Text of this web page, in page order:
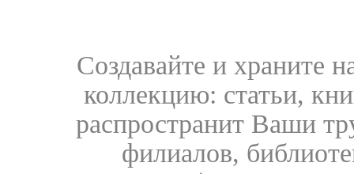
Создавайте и храните
коллекцию: статьи,
распространит Ваши
филиалов,